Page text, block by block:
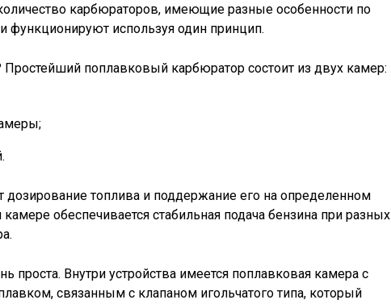
карбюраторов, имеющие разные особенности по
функционируют используя один принцип.
Простейший поплавковый карбюратор состоит из двух камер:
дозирование топлива и поддержание его на определенном
камере обеспечивается стабильная подача бензина при разных
проста. Внутри устройства имеется поплавковая камера с
связанным с клапаном игольчатого типа, который